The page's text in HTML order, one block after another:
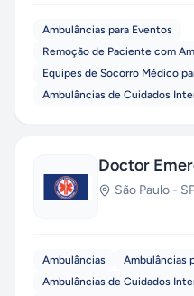
Ambulâncias para Eventos
Remoção de Paciente com
Equipes de Socorro Médico
Ambulâncias de Cuidados
Doctor
São Paulo -
Ambulâncias
Ambulâncias
Ambulâncias de Cuidados